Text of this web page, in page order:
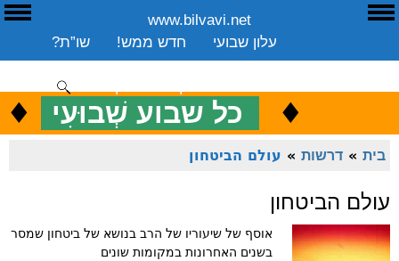
www.bilvavi.net
שו”ת?
חדש ממש!
עלון שבועי
שיעורים שבועי
ספרים
ארכיון
סקירה כללית
ENGLISH ♦ כל שבוע שְׁבוּעִי ♦
בית » דרשות » עולם הביטחון
עולם הביטחון
אוסף של שיעוריו של הרב בנושא של ביטחון שמסר
בשנים האחרונות במקומות שונים